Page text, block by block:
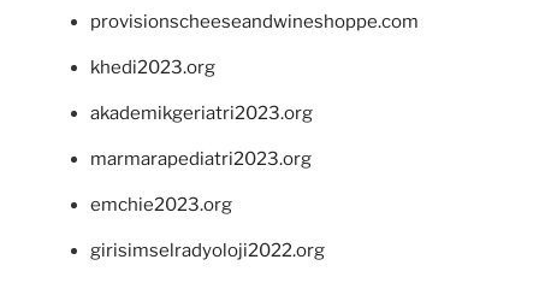
provisionscheeseandwineshoppe.com
khedi2023.org
akademikgeriatri2023.org
marmarapediatri2023.org
emchie2023.org
girisimselradyoloji2022.org